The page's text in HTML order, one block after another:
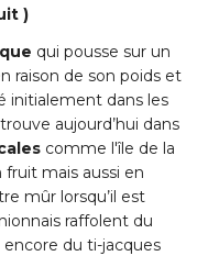
)
qui pousse sur un
raison de son poids et
initialement dans les
aujourd’hui dans
comme l'île de la
mais aussi en
mûr lorsqu’il est
raffolent du
encore du ti-jacques